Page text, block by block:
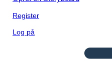
Register
Log på